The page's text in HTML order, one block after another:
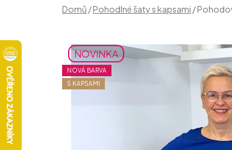
Domů /Pohodlné šaty s kapsami /
NOVINKA
NOVÁ BARVA
S KAPSAMI